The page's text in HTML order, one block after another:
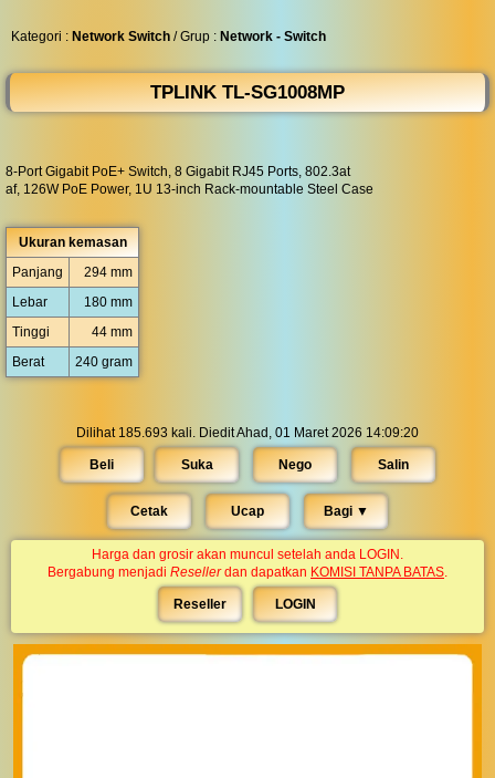
Kategori : Network Switch / Grup : Network - Switch
TPLINK TL-SG1008MP
8-Port Gigabit PoE+ Switch, 8 Gigabit RJ45 Ports, 802.3at
af, 126W PoE Power, 1U 13-inch Rack-mountable Steel Case
Ukuran kemasan
Panjang
294 mm
Lebar
180 mm
Tinggi
44 mm
Berat
240 gram
Dilihat 185.693 kali. Diedit Ahad, 01 Maret 2026 14:09:20
Beli Suka Nego Salin
Cetak Ucap Bagi ▼︎
Harga dan grosir akan muncul setelah anda LOGIN.
Bergabung menjadi Resellerdan dapatkan KOMISI TANPA BATAS.
Reseller LOGIN